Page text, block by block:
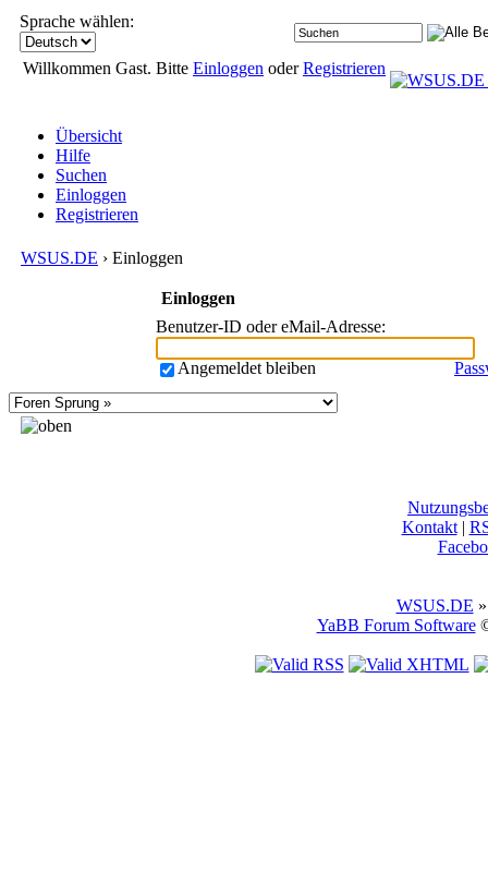
Sprache wählen:
Willkommen Gast. Bitte Einloggen oderRegistrieren
Übersicht
Hilfe
Suchen
Einloggen
Registrieren
WSUS.DE › Einloggen
Einloggen
Benutzer-ID oder eMail-Adresse:
Angemeldet bleiben
Kontakt|
WSUS.DE
YaBB Forum Software©